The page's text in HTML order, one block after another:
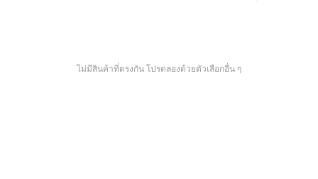
ไม่มีสินค้าที่ตรงกัน โปรดลองด้วยตัวเลือกอื่น ๆ